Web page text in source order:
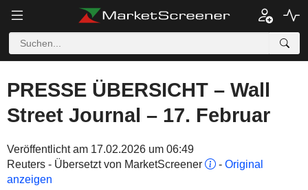
PRESSE ÜBERSICHT – Wall
Street Journal – 17. Februar
Veröffentlicht am 17.02.2026 um 06:49
Reuters - Übersetzt von MarketScreener
- Original
anzeigen